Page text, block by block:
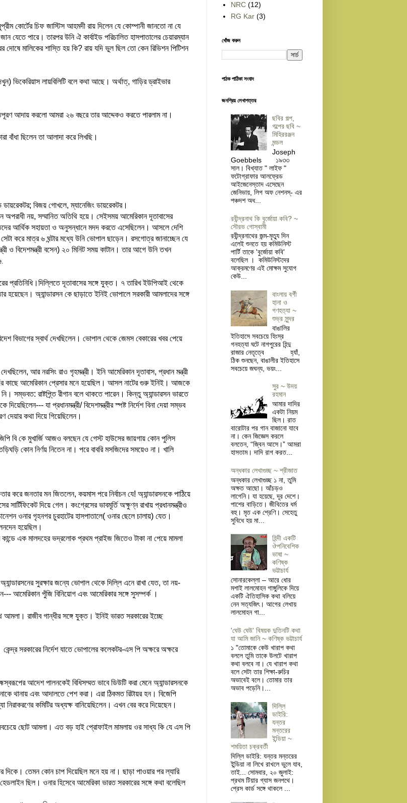
কোর্টের চিফ জাস্টিস আহমদী রায় দিলেন যে কোম্পানী জানতো না যে
যেতে পারে। তারপর উনি ঐ কার্বাইড পরিচালিত হাসপাতালের চেয়ারম্যান
দোষে মালিকের শাস্তি হয় কি? রায় যদি ভুল ছিল তো কেন রিভিশন পিটিশন
লায়বিলিটি বলে কথা আছে। অর্থাত্, গাড়ির ড্রাইভার
আদায় করলো আমরা ২৬ বছরে তার আদ্দেকও করতে পারলাম না।
বাঁধা ছিলেন তা আলাদা করে লিখছি।
ডায়রেকটর; বিজয় গোখলে, ম্যানেজিং ডায়রেকটর।
নয়, সম্মানিত অতিথি হয়ে। সেইসময় আমেরিকান দূতাবাসের
আর্থিক সহায়তা ও অনুসন্ধানে মদদ করতে এসেছিলেন। আসলে দেশি
করে মাত্র ৬ ঘন্টার মধ্যে উনি ভোপাল ছাড়েন। রসগোত্র জানাচ্ছেন যে
ও বিদেশমন্ত্রী বসেন) ২০ মিনিট সময় কাটান। তার আগে উনি তখন
প্রতিনিধি।দিল্লিতে দূতাবাসের সঙ্গে যুক্ত। ৭ তারিখ ইউপিআই থেকে
হয়েছেন। অ্যান্ডারসন কে ছাড়াতে ইনিই ভোপালে সরকারী আমলাদের সঙ্গে
বিভাগের স্বার্থ দেখছিলেন। ভোপাল থেকে জেমস বেকারের খবর পেয়ে
আর নরসিং রাও গৃহমন্ত্রী। ইনি আমেরিকান দূতাবাস, প্রধান মন্ত্রী
কাছে আমেরিকান প্রেসার মনে হয়েছিল। আসল নাটের গুরু ইনিই। আজকে
সম্ভবত: রাষ্টপ্র্তি রীগান বলে থাকতে পারেন। কিন্তু অ্যান্ডারসন ভারতে
যা প্রধানমন্ত্রী/ বিদেশমন্ত্রীর স্পষ্ট নির্দেশ বিনা দেয়া সম্ভব
কথা দিয়ে গিয়েছিলেন।
বি কে মুখার্জি আজও বলছেন যে গেস্ট হাউসের জায়গায় কোন পুলিস
কোন নির্ণয় নিতেন না। পরে বাবরি মসজিদের সময়েও না। খালি
করে জনতার মন জিতলেন, কয়মাস পরে নির্বাচন যে! অ্যান্ডারসনকে পাঠিয়ে
দিয়ে গেল। কংগ্রেসের ভাবমূর্তি অক্ষুণ্ন রাখায় প্রধানমন্ত্রীও
ওনার গৃহনগর চুরহাটের হাসপাতালে( ওনার ছেলে চালায়) যেত।
হয়েছিল।
এক মালদহের ভদ্রলোক প্রথম প্রাইজ জিতেও টাকা না পেয়ে মামলা
সুরক্ষার জন্যে ভোপাল থেকে দিল্লি এনে রাখা যেত, তা নয়-
আমেরিকান পুঁজি বিনিয়োগ এবং আমেরিকার সঙ্গে সুসম্পর্ক ।
আমলা। রাজীব গান্ধীর সঙ্গে যুক্ত। ইনিই ভারত সরকারের ইচ্ছে
সরকারের নির্দেশ যাতে ভোপালের কলেকটর-এস পি অক্ষরে অক্ষরে
আদেশ পালনকেই বিধিসম্মত ভাবে ডিউটি করা মেনে অ্যান্ডারসনকে
থানায় এবং আদালতে পেশ করা। এরা ঠিকমত রিটায়র হন। বিজেপি
কমিটির অধ্যক্ষ বানিয়েছিলেন। এখন বের করে দিয়েছেন।
ছোট আমলা। এত বড় হাই প্রোফাইল মামলায় ওর সাধ্য কি যে এস পি
দিকে। তেমন কোন চাপ দিয়েছিল মনে হয় না। ছাড়া পাওয়ার পর ল্যারি
ছিল। ওনার হিসেবে আমেরিকা ভারত সরকারের সঙ্গে কথা বলেছিল
NRC (12)
RG Kar (3)
খোঁজ করুন
পাঠক পাঠিকা সংবাদ
জনপ্রিয় লেখাপত্তর
ছবির গল্প,
গল্পের ছবি ~
মিহিররঞ্জন
মন্ডল
Joseph
Goebbels ১৯৩৩
সাল। বিখ্যাত " লাইফ "
ফটোগ্রাফার আলফ্রেড
আইজেনেস্তাদ এসেছেন
জেনিভায়, লিগ অফ নেশনস্- এর
পঞ্চদশ অধ...
রবীন্দ্রনাথ কি বুর্জোয়া কবি? ~
সৌরভ গোস্বামী
রবীন্দ্রনাথের জন্ম-মৃত্যু দিন
এলেই শুনতে হয় কমিউনিস্ট
পার্টি তাকে 'বুর্জোয়া কবি'
বলেছিল । কমিউনিস্টদের
আক্রমণের এই মোক্ষম সুযোগ
কেউ...
বাংলায় বর্গী
হানা ও
গণহত্যা ~
শুভ্র সুন্দর
বাঙালির
ইতিহাসে সবচেয়ে হিংস্র
গনহত্যা ঘটে নাগপুরের হিন্দু
রাজার নেতৃত্বে হ্যাঁ,
ঠিক শুনছেন, বাঙালীর ইতিহাসে
সবচেয়ে জঘন্য, ভয়ং...
সুর ~ উদয়
রহমান
আমার দাদির
একটা নিয়ম
ছিল। রাত
বারোটার পর গান বাজানো যাবে
না। কেন জিজ্ঞেস করলে
বলতেন, “জ্বিন আসে।” আমরা
হাসতাম। দাদি রাগ করত...
অন্ধকার লেখাগুচ্ছ ~ শ্রীজাত
অন্ধকার লেখাগুচ্ছ ১ না, তুমি
অক্ষত আছো। আঁচড়ও
লাগেনি। যা হয়েছে, দূর দেশে।
পাশের বাড়িতে। জীবিতের ধর্ম
বহু। মৃত এক শ্রেণি। সেহেতু
সুবিধে হয় মা...
হিন্দী একটি
ঔপনিবেশিক
ভাষা ~
কণিষ্ক
ভট্টাচার্য
সোনারকেল্লা – আরে ধোর
মশাই লালমোহন গাঙ্গুলিকে দিয়ে
একটি ঐতিহাসিক কথা বলিয়ে
নেন সত্যজিৎ। আগের লেখায়
লালমোহন গা...
'ঘেউ ঘেউ' বিষয়ক দুতিনটি কথা
যা আমি জানি ~ কণিষ্ক ভট্টাচার্য
১ "তোমাকে কেউ খারাপ কথা
বললে তুমি তাকে উলটে খারাপ
কথা বলবে না। যে খারাপ কথা
বলে সেটা তার শিক্ষা-রুচির
অভাবেই বলে। তোমার তার
অভাব পড়েনি।...
দিল্লি
ডাইরি:
যন্তর
মন্তরের
ইন্ডিয়া ~
শময়িতা চক্রবর্তী
দিল্লি ডাইরি: যন্তর মন্তরের
ইন্ডিয়া না লিখে রাখলে ভুলে যাব,
তাই... সোমবার, ২০ জুলাই:
প্রথম টিয়ার গ্যাস জনপথে।
প্রেস কার্ড সঙ্গে থাকলে ...